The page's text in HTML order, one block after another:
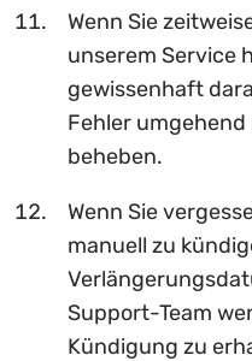
Wenn Sie
unserem Service
gewissenhaft
Fehler
beheben.
Wenn Sie
manuell zu
Support-Team
Kündigung zu